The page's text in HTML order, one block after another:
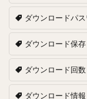
ダウンロードパ
ダウンロード保存
ダウンロード回数
ダウンロード情報